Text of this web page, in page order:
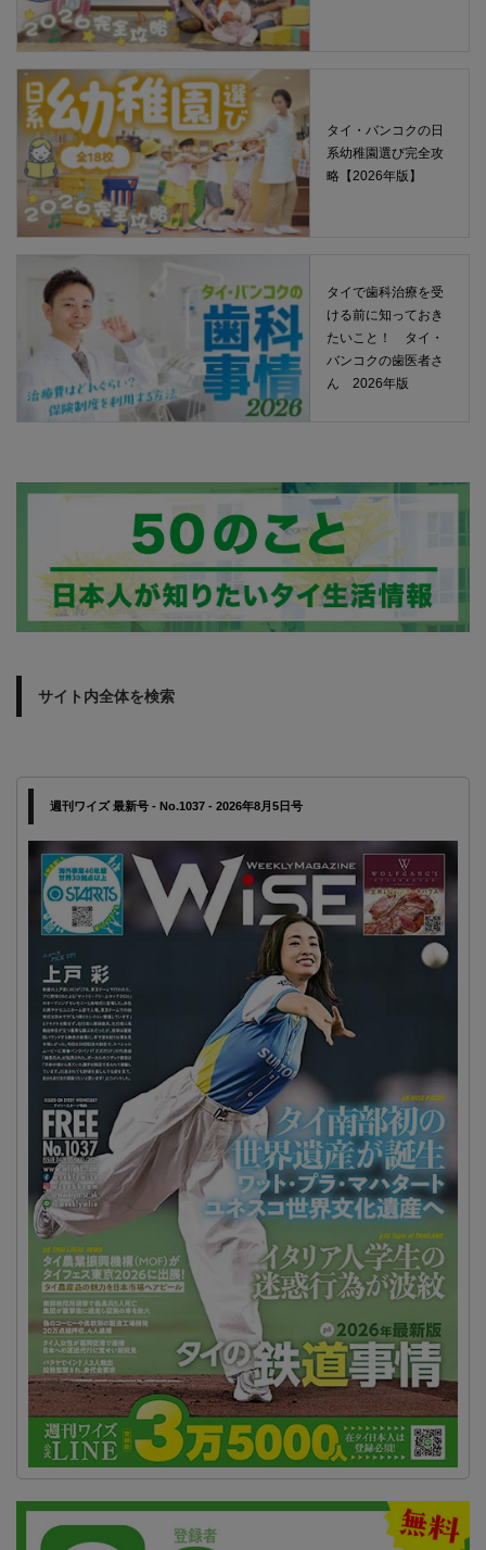
タイ・バンコクの日
系幼稚園選び完全攻
略【2026年版】
タイで歯科治療を受
ける前に知っておき
たいこと！ タイ・
バンコクの歯医者さ
ん 2026年版
サイト内全体を検索
週刊ワイズ 最新号 - No.1037 - 2026年8月5日号